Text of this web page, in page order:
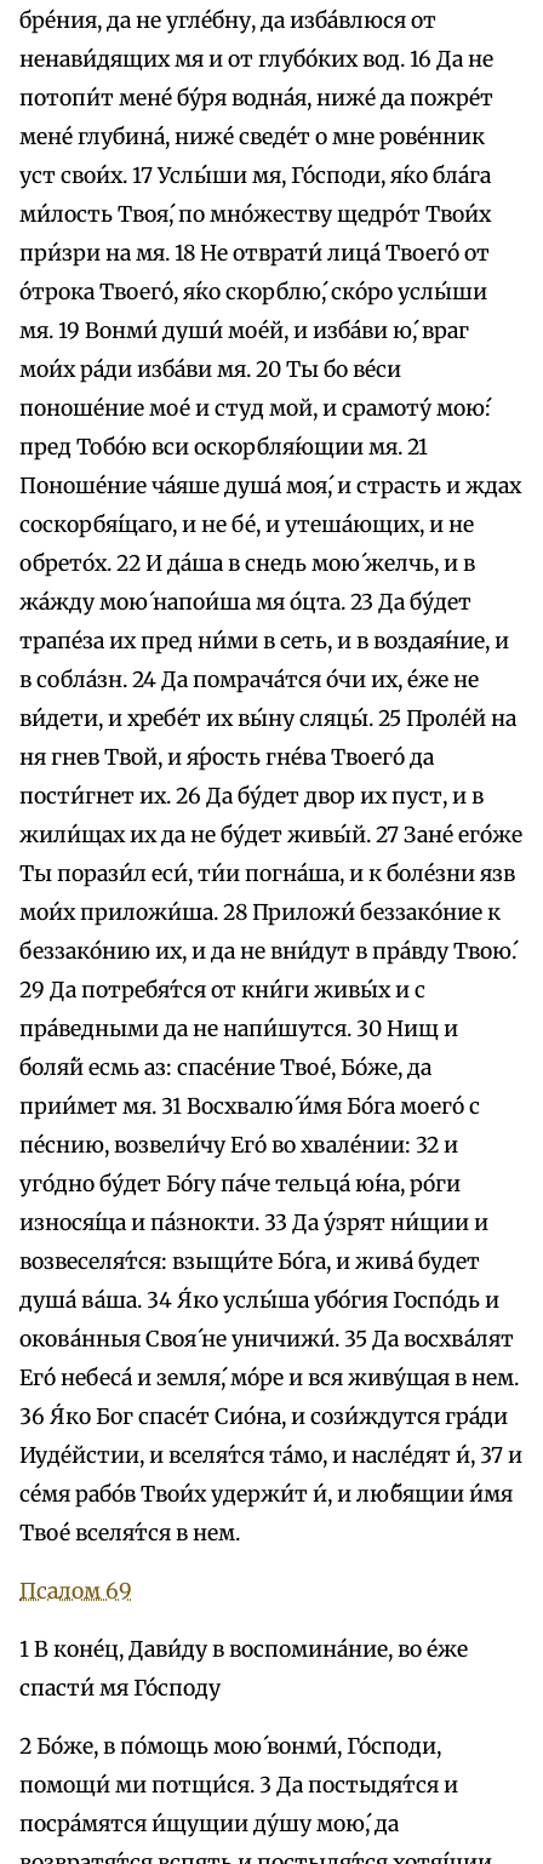
бре́ния, да не угле́бну, да изба́влюся от
ненави́дящих мя и от глубо́ких вод. 16 Да не
потопи́т мене́ бу́ря водна́я, ниже́ да пожре́т
мене́ глубина́, ниже́ сведе́т о мне рове́нник
уст свои́х. 17 Услы́ши мя, Го́споди, я́ко бла́га
ми́лость Твоя́, по мно́жеству щедро́т Твои́х
при́зри на мя. 18 Не отврати́ лица́ Твоего́ от
о́трока Твоего́, я́ко скорблю́, ско́ро услы́ши
мя. 19 Вонми́ души́ мое́й, и изба́ви ю́, враг
мои́х ра́ди изба́ви мя. 20 Ты бо ве́си
поноше́ние мое́ и студ мой, и срамоту́ мою́:
пред Тобо́ю вси оскорбля́ющии мя. 21
Поноше́ние ча́яше душа́ моя́, и страсть и ждах
соскорбя́щаго, и не бе́, и утеша́ющих, и не
обрето́х. 22 И да́ша в снедь мою́ желчь, и в
жа́жду мою́ напои́ша мя о́цта. 23 Да бу́дет
трапе́за их пред ни́ми в сеть, и в воздая́ние, и
в собла́зн. 24 Да помрача́тся о́чи их, е́же не
ви́дети, и хребе́т их вы́ну сляцы́. 25 Проле́й на
ня гнев Твой, и я́рость гне́ва Твоего́ да
пости́гнет их. 26 Да бу́дет двор их пуст, и в
жили́щах их да не бу́дет живы́й. 27 Зане́ eго́же
Ты порази́л еси́, ти́и погна́ша, и к боле́зни язв
мои́х приложи́ша. 28 Приложи́ беззако́ние к
беззако́нию их, и да не вни́дут в пра́вду Твою́.
29 Да потребя́тся от кни́ги живы́х и с
пра́ведными да не напи́шутся. 30 Нищ и
боля́й есмь аз: спасе́ние Твое́, Бо́же, да
прии́мет мя. 31 Восхвалю́ и́мя Бо́га моего́ с
пе́снию, возвели́чу Его́ во хвале́нии: 32 и
уго́дно бу́дет Бо́гу па́че тельца́ ю́на, ро́ги
износя́ща и па́знокти. 33 Да у́зрят ни́щии и
возвеселя́тся: взыщи́те Бо́га, и жива́ будет
душа́ ва́ша. 34 Я́ко услы́ша убо́гия Госпо́дь и
окова́нныя Своя́ не уничижи́. 35 Да восхва́лят
Его́ небеса́ и земля́, мо́ре и вся живу́щая в нем.
36 Я́ко Бог спасе́т Сио́на, и сози́ждутся гра́ди
Иуде́йстии, и вселя́тся та́мо, и насле́дят и́, 37 и
се́мя рабо́в Твои́х удержи́т и́, и лю́бящии и́мя
Твое́ вселя́тся в нем.
Псалом 69
1 В коне́ц, Дави́ду в воспомина́ние, во е́же
спасти́ мя Го́споду
2 Бо́же, в по́мощь мою́ вонми́, Го́споди,
помощи́ ми потщи́ся. 3 Да постыдя́тся и
посра́мятся и́щущии ду́шу мою́, да